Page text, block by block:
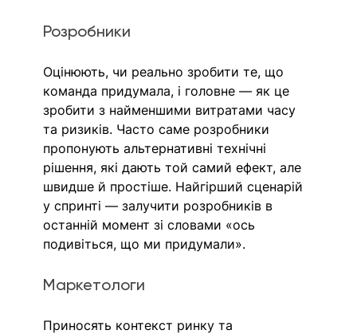
Розробники
Оцінюють, чи реально зробити те, що
команда придумала, і головне — як це
зробити з найменшими витратами часу
та ризиків. Часто саме розробники
пропонують альтернативні технічні
рішення, які дають той самий ефект, але
швидше й простіше. Найгірший сценарій
у спринті — залучити розробників в
останній момент зі словами «ось
подивіться, що ми придумали».
Маркетологи
Приносять контекст ринку та